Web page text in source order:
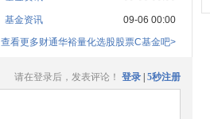
基金资讯
09-06 00:00
查看更多财通华裕量化选股股票C基金吧>